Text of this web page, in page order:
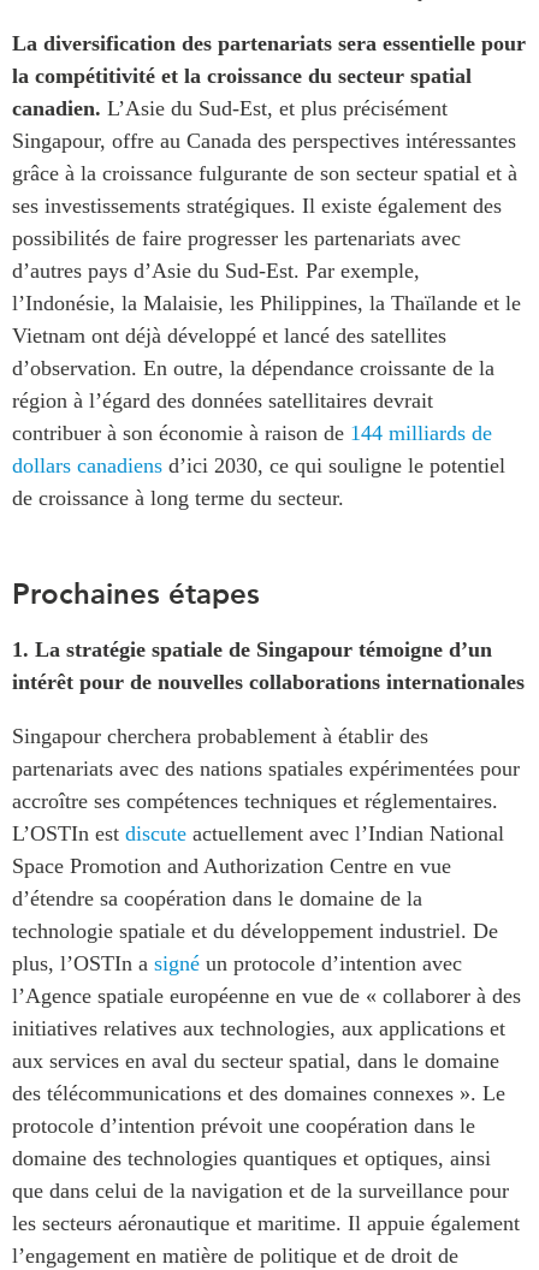
La diversification des partenariats sera essentielle pour
la compétitivité et la croissance du secteur spatial
canadien. L’Asie du Sud-Est, et plus précisément
Singapour, offre au Canada des perspectives intéressantes
grâce à la croissance fulgurante de son secteur spatial et à
ses investissements stratégiques. Il existe également des
possibilités de faire progresser les partenariats avec
d’autres pays d’Asie du Sud-Est. Par exemple,
l’Indonésie, la Malaisie, les Philippines, la Thaïlande et le
Vietnam ont déjà développé et lancé des satellites
d’observation. En outre, la dépendance croissante de la
région à l’égard des données satellitaires devrait
contribuer à son économie à raison de 144 milliards de
dollars canadiens d’ici 2030, ce qui souligne le potentiel
de croissance à long terme du secteur.
Prochaines étapes
1. La stratégie spatiale de Singapour témoigne d’un
intérêt pour de nouvelles collaborations internationales
Singapour cherchera probablement à établir des
partenariats avec des nations spatiales expérimentées pour
accroître ses compétences techniques et réglementaires.
L’OSTIn est discute actuellement avec l’Indian National
Space Promotion and Authorization Centre en vue
d’étendre sa coopération dans le domaine de la
technologie spatiale et du développement industriel. De
plus, l’OSTIn a signé un protocole d’intention avec
l’Agence spatiale européenne en vue de « collaborer à des
initiatives relatives aux technologies, aux applications et
aux services en aval du secteur spatial, dans le domaine
des télécommunications et des domaines connexes ». Le
protocole d’intention prévoit une coopération dans le
domaine des technologies quantiques et optiques, ainsi
que dans celui de la navigation et de la surveillance pour
les secteurs aéronautique et maritime. Il appuie également
l’engagement en matière de politique et de droit de